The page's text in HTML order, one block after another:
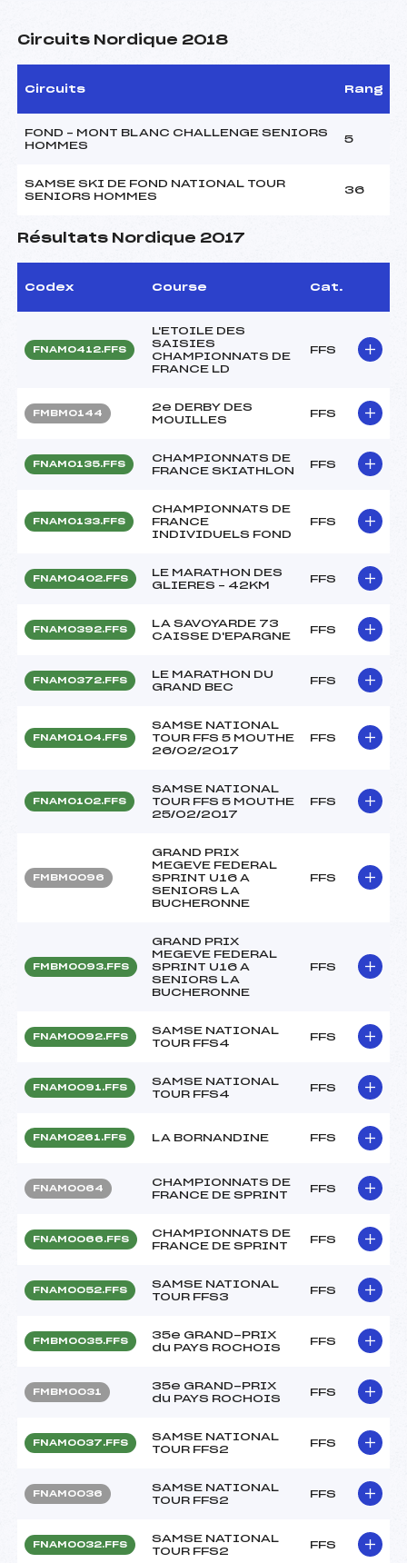
Circuits Nordique 2018
Circuits Rang
FOND – MONT BLANC CHALLENGE SENIORS
HOMMES
5
SAMSE SKI DE FOND NATIONAL TOUR
SENIORS HOMMES
36
Résultats Nordique 2017
Codex Course Cat.
FNAM0412.FFS
L'ETOILE DES
SAISIES
CHAMPIONNATS DE
FRANCE LD
FFS
FMBM0144
2e DERBY DES
MOUILLES
FFS
FNAM0135.FFS
CHAMPIONNATS DE
FRANCE SKIATHLON
FFS
FNAM0133.FFS
CHAMPIONNATS DE
FRANCE
INDIVIDUELS FOND
FFS
FNAM0402.FFS
LE MARATHON DES
GLIERES – 42KM
FFS
FNAM0392.FFS
LA SAVOYARDE 73
CAISSE D'EPARGNE
FFS
FNAM0372.FFS
LE MARATHON DU
GRAND BEC
FFS
FNAM0104.FFS
SAMSE NATIONAL
TOUR FFS 5 MOUTHE
26/02/2017
FFS
FNAM0102.FFS
SAMSE NATIONAL
TOUR FFS 5 MOUTHE
25/02/2017
FFS
FMBM0096
GRAND PRIX
MEGEVE FEDERAL
SPRINT U16 A
SENIORS LA
BUCHERONNE
FFS
FMBM0093.FFS
GRAND PRIX
MEGEVE FEDERAL
SPRINT U16 A
SENIORS LA
BUCHERONNE
FFS
FNAM0092.FFS
SAMSE NATIONAL
TOUR FFS4
FFS
FNAM0091.FFS
SAMSE NATIONAL
TOUR FFS4
FFS
FNAM0261.FFS LA BORNANDINE FFS
FNAM0064
CHAMPIONNATS DE
FRANCE DE SPRINT
FFS
FNAM0066.FFS
CHAMPIONNATS DE
FRANCE DE SPRINT
FFS
FNAM0052.FFS
SAMSE NATIONAL
TOUR FFS3
FFS
FMBM0035.FFS
35e GRAND-PRIX
du PAYS ROCHOIS
FFS
FMBM0031
35e GRAND-PRIX
du PAYS ROCHOIS
FFS
FNAM0037.FFS
SAMSE NATIONAL
TOUR FFS2
FFS
FNAM0036
SAMSE NATIONAL
TOUR FFS2
FFS
FNAM0032.FFS
SAMSE NATIONAL
TOUR FFS2
FFS